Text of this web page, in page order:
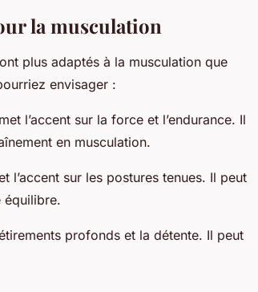
la musculation
plus adaptés à la musculation que
envisager :
l’accent sur la force et l’endurance. Il
en musculation.
l’accent sur les postures tenues. Il peut
équilibre.
profonds et la détente. Il peut